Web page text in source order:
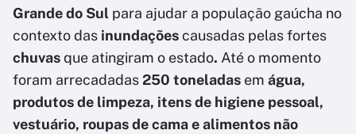
Grande do Sul para ajudar a população gaúcha no
contexto das inundaçõescausadas pelas fortes
chuvasque atingiram o estado. Até o momento
foram arrecadadas250 toneladas em água,
produtos de limpeza, itens de higiene pessoal,
vestuário, roupas de cama e alimentos não